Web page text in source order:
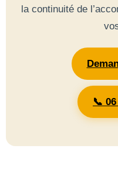
la continuité de
📞